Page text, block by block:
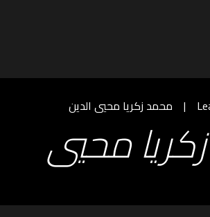
محمد زكريا محيي الدين
محيي